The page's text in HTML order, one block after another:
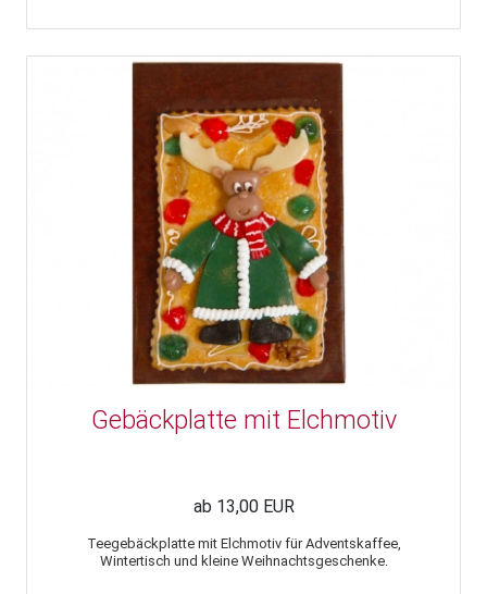
Gebäckplatte mit Elchmotiv
ab 13,00 EUR
Teegebäckplatte mit Elchmotiv für Adventskaffee,
Wintertisch und kleine Weihnachtsgeschenke.